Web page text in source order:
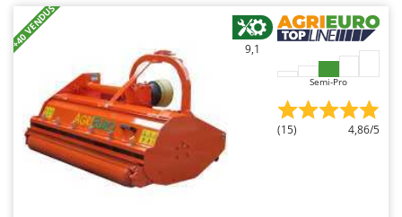
+40 VENDUS 9,1
Semi-Pro
(15) 4,86/5